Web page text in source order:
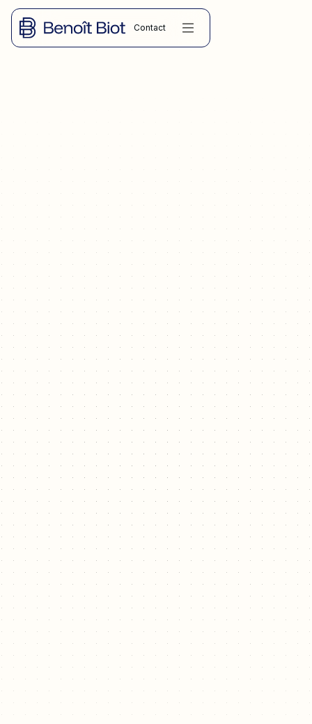
Contact
Agrément des associés, notification, délai de trois mois, refus
et rachat : la procédure complète pour céder vos parts de
SARL en toute sécurité juridique.
25.06.2026